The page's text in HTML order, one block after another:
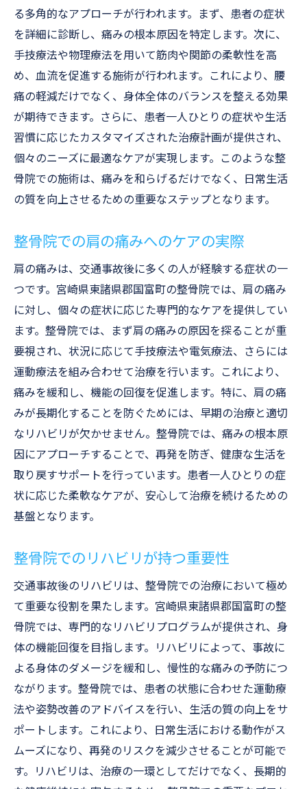
る多角的なアプローチが行われます。まず、患者の症状
を詳細に診断し、痛みの根本原因を特定します。次に、
手技療法や物理療法を用いて筋肉や関節の柔軟性を高
め、血流を促進する施術が行われます。これにより、腰
痛の軽減だけでなく、身体全体のバランスを整える効果
が期待できます。さらに、患者一人ひとりの症状や生活
習慣に応じたカスタマイズされた治療計画が提供され、
個々のニーズに最適なケアが実現します。このような整
骨院での施術は、痛みを和らげるだけでなく、日常生活
の質を向上させるための重要なステップとなります。
整骨院での肩の痛みへのケアの実際
肩の痛みは、交通事故後に多くの人が経験する症状の一
つです。宮崎県東諸県郡国富町の整骨院では、肩の痛み
に対し、個々の症状に応じた専門的なケアを提供してい
ます。整骨院では、まず肩の痛みの原因を探ることが重
要視され、状況に応じて手技療法や電気療法、さらには
運動療法を組み合わせて治療を行います。これにより、
痛みを緩和し、機能の回復を促進します。特に、肩の痛
みが長期化することを防ぐためには、早期の治療と適切
なリハビリが欠かせません。整骨院では、痛みの根本原
因にアプローチすることで、再発を防ぎ、健康な生活を
取り戻すサポートを行っています。患者一人ひとりの症
状に応じた柔軟なケアが、安心して治療を続けるための
基盤となります。
整骨院でのリハビリが持つ重要性
交通事故後のリハビリは、整骨院での治療において極め
て重要な役割を果たします。宮崎県東諸県郡国富町の整
骨院では、専門的なリハビリプログラムが提供され、身
体の機能回復を目指します。リハビリによって、事故に
よる身体のダメージを緩和し、慢性的な痛みの予防につ
ながります。整骨院では、患者の状態に合わせた運動療
法や姿勢改善のアドバイスを行い、生活の質の向上をサ
ポートします。これにより、日常生活における動作がス
ムーズになり、再発のリスクを減少させることが可能で
す。リハビリは、治療の一環としてだけでなく、長期的